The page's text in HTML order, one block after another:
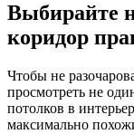
Выбирайте
коридор
Чтобы не
просмотреть не
потолков в
максимально